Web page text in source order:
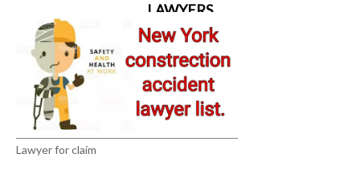
LAWYERS
Lawyer for claim